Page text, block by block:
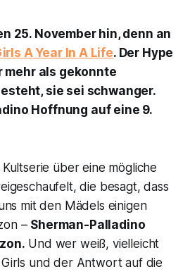
25. November hin, denn an
A Year In A Life. Der Hype
mehr als gekonnte
sie sei schwanger.
Hoffnung auf eine 9.
über eine mögliche
die besagt, dass
mit den Mädels einigen
– Sherman-Palladino
Und wer weiß, vielleicht
und der Antwort auf die